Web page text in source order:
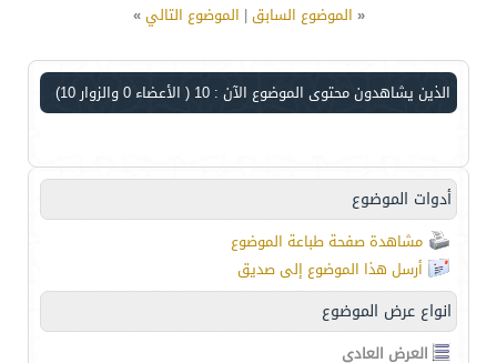
« الموضوع السابق| الموضوع التالي»
الذين يشاهدون محتوى الموضوع الآن : 10 ( الأعضاء 0 والزوار 10)
أدوات الموضوع
مشاهدة صفحة طباعة الموضوع
أرسل هذا الموضوع إلى صديق
انواع عرض الموضوع
العرض العادي